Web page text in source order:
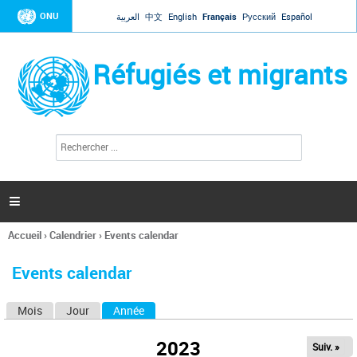
Jump to navigation
ONU العربية 中文 English Français Русский Español
Réfugiés et migrants
l
c
h
e

Vous
ici
Accueil›Calendrier› Events calendar
Events calendar
Mois Jour Année
2023 Suiv. »